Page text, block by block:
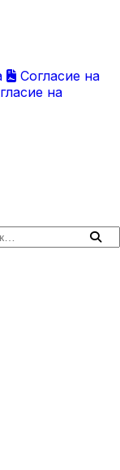
Согласие на
на
по сайту